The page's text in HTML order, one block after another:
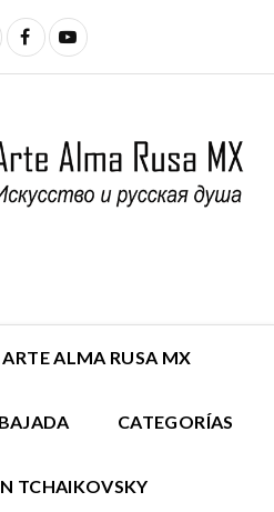
ALMA RUSA MX
CATEGORÍAS
TCHAIKOVSKY